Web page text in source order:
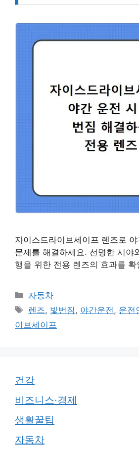
자이스드라이브세이프 렌즈로
문제를 해결하세요. 선명한 시야
행을 위한 전용 렌즈의 효과를 확
카
테
리
자동차
태
그
렌즈, 빛번짐, 야간운전, 운전
이브세이프
건강
비즈니스·경제
생활꿀팁
자동차